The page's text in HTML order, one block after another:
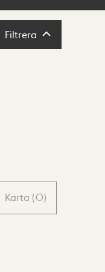
Filtrera Filtrera
Karta (0)